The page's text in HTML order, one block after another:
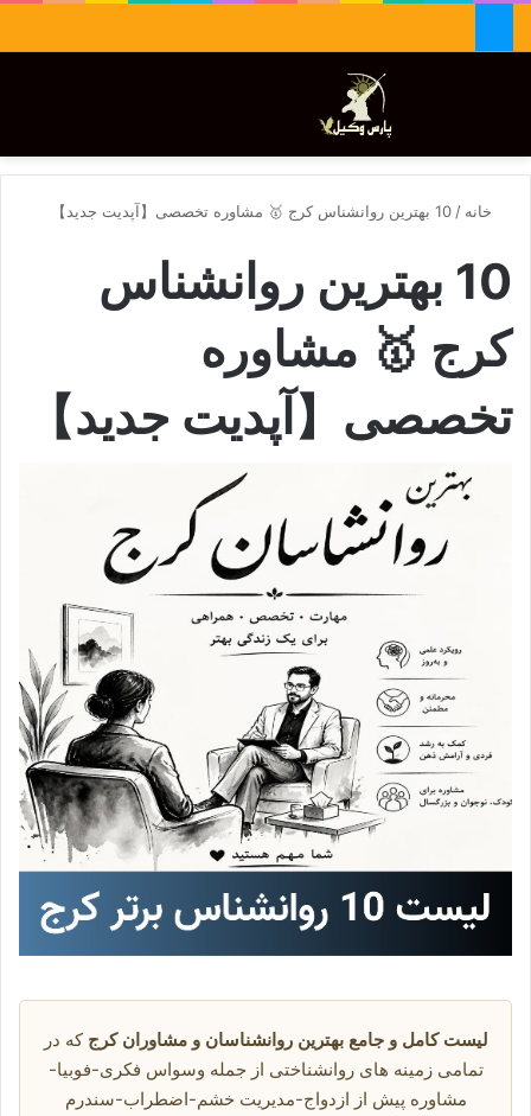
تغییر پوسته
خانه / 10 بهترین روانشناس کرج 🥇 مشاوره تخصصی【آپدیت جدید】
10 بهترین روانشناس
کرج 🥇 مشاوره
تخصصی【آپدیت جدید】
لیست کامل و جامع بهترین روانشناسان و مشاوران کرجکه در
تمامی زمینه های روانشناختی از جمله وسواس فکری-فوبیا-
مشاوره پیش از ازدواج-مدیریت خشم-اضطراب-سندرم